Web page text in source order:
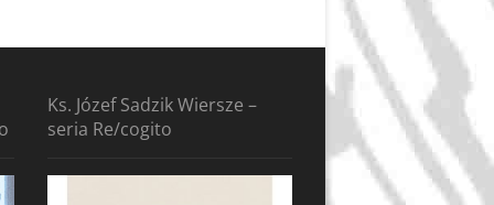
Ks. Józef Sadzik Wiersze –
seria Re/cogito